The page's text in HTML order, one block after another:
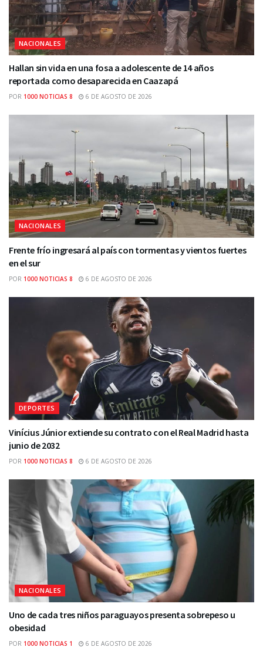
NACIONALES
Hallan sin vida en una fosa a adolescente de 14 años
reportada como desaparecida en Caazapá
POR 1000 NOTICIAS 8 6 DE AGOSTO DE 2026
NACIONALES
Frente frío ingresará al país con tormentas y vientos fuertes
en el sur
POR 1000 NOTICIAS 8 6 DE AGOSTO DE 2026
DEPORTES
Vinícius Júnior extiende su contrato con el Real Madrid hasta
junio de 2032
POR 1000 NOTICIAS 8 6 DE AGOSTO DE 2026
NACIONALES
Uno de cada tres niños paraguayos presenta sobrepeso u
obesidad
POR 1000 NOTICIAS 1 6 DE AGOSTO DE 2026